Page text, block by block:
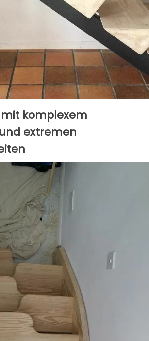
komplexem
extremen